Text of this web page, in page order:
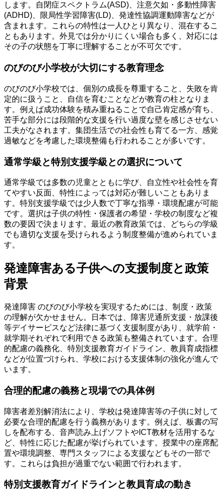
します。自閉症スペクトラム(ASD)、注意欠如・多動性障害
(ADHD)、限局性学習障害(LD)、発達性協調運動障害などが
含まれます。これらの特性は一人ひとり異なり、混在するこ
ともあります。外見では分かりにくい場合も多く、対応には
その子の状態を丁寧に理解することが不可欠です。
のびのび小学校が大切にする教育理念
のびのび小学校では、個別の成長を尊重すること、失敗を肯
定的に扱うこと、自信を育むことなどが教育の柱となりま
す。例えば成功体験を積み重ねることで自己肯定感が育ち、
苦手な部分には段階的な支援を行い過度な壁を感じさせない
工夫がなされます。集団生活での社会性も育てる一方、感覚
過敏などを考慮した環境整備も行われることが多いです。
通常学級と特別支援学級との選択について
通常学級では多数の児童とともに学び、自立性や社会性を育
てやすい反面、特性によっては対応が難しいこともありま
す。特別支援学級では少人数で丁寧な指導・環境配慮が可能
です。選択は子供の特性・保護者の希望・学校の制度など複
数の要因で決まります。最近の教育政策では、どちらの学級
でも適切な支援を受けられるよう制度整備が進められていま
す。
発達障害ある子供への支援制度と政策
背景
発達障害 のびのび小学校を実現するためには、制度・政策
の理解が欠かせません。日本では、障害児通所支援・放課後
等デイサービスなど法律に基づく支援制度があり、就学前・
就学期それぞれで利用できる政策も整備されています。合理
的配慮の義務化、特別支援教育ガイドライン、教員育成指標
などが位置づけられ、学校における支援体制の強化が進んで
います。
合理的配慮の義務と現場での具体例
障害者差別解消法により、学校は発達障害等の子供に対して
必要な合理的配慮を行う義務があります。例えば、板書の写
しを配布する、音声読み上げソフトやICT教材を活用するな
ど、特性に応じた配慮が挙げられています。授業中の座席配
置や環境調整、専門スタッフによる支援などもその一部で
す。これらは負担が過重でない範囲で行われます。
特別支援教育ガイドラインと教員育成の動き